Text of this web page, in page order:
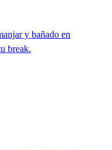
y bañado en
break.